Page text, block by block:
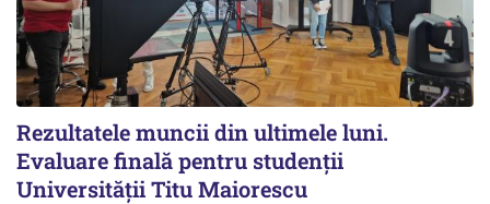
Rezultatele muncii din ultimele luni.
Evaluare finală pentru studenții
Universității Titu Maiorescu